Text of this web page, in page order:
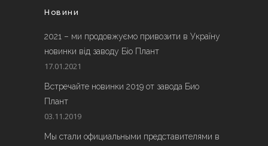
Новини
2021 – ми продовжуємо привозити в Україну
новинки від заводу Біо Плант
17.01.2021
Встречайте новинки 2019 от завода Био
Плант
03.11.2019
Мы стали официальными представителями в